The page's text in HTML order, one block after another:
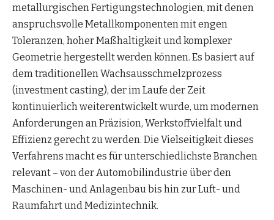
metallurgischen Fertigungstechnologien, mit denen
anspruchsvolle Metallkomponenten mit engen
Toleranzen, hoher Maßhaltigkeit und komplexer
Geometrie hergestellt werden können. Es basiert auf
dem traditionellen Wachsausschmelzprozess
(investment casting), der im Laufe der Zeit
kontinuierlich weiterentwickelt wurde, um modernen
Anforderungen an Präzision, Werkstoffvielfalt und
Effizienz gerecht zu werden. Die Vielseitigkeit dieses
Verfahrens macht es für unterschiedlichste Branchen
relevant – von der Automobilindustrie über den
Maschinen- und Anlagenbau bis hin zur Luft- und
Raumfahrt und Medizintechnik.